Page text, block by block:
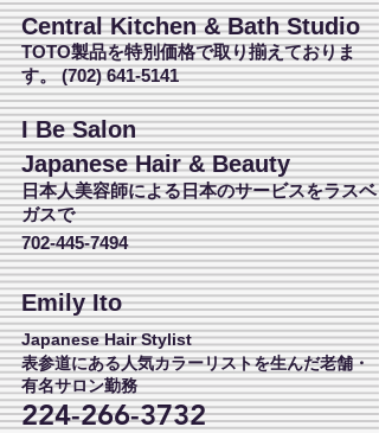
Central Kitchen & Bath Studio
TOTO製品を特別価格で取り揃えておりま
す。(702) 641-5141
I Be Salon
Japanese Hair & Beauty
日本人美容師による日本のサービスをラスベ
ガスで
702-445-7494
Emily Ito
Japanese Hair Stylist
表参道にある人気カラーリストを生んだ老舗・
有名サロン勤務
224-266-3732